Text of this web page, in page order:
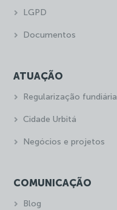
LGPD
Documentos
ATUAÇÃO
Regularização fundiária
Cidade Urbitá
Negócios e projetos
COMUNICAÇÃO
Blog